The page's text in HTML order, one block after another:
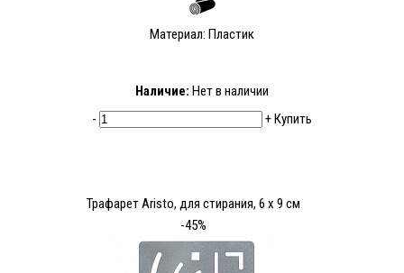
Материал: Пластик
Наличие: Нет в наличии
-
+Купить
Трафарет Aristo, для стирания, 6 x 9 см
-45%